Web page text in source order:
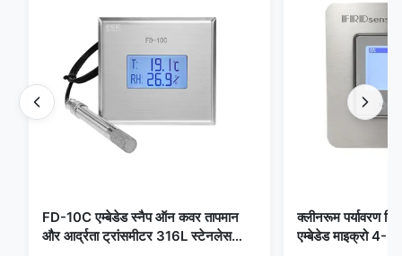
FD-10C एम्बेडेड स्नैप ऑन कवर तापमान
और आर्द्रता ट्रांसमीटर 316L स्टेनलेस
क्लीनरूम पर्यावरण
एम्बेडेड माइक्रो 4-